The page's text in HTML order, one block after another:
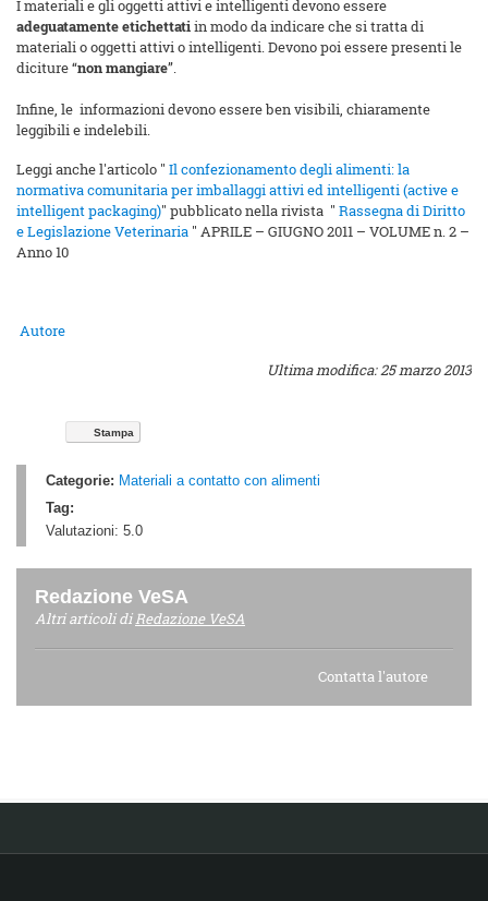
I materiali e gli oggetti attivi e intelligenti devono essere
adeguatamente etichettatiin modo da indicare che si tratta di
materiali o oggetti attivi o intelligenti. Devono poi essere presenti le
diciture “non mangiare”.
Infine, le informazioni devono essere ben visibili, chiaramente
leggibili e indelebili.
Leggi anche l'articolo " Il confezionamento degli alimenti: la
normativa comunitaria per imballaggi attivi ed intelligenti (active e
intelligent packaging)" pubblicato nella rivista " Rassegna di Diritto
e Legislazione Veterinaria " APRILE – GIUGNO 2011 – VOLUME n. 2 –
Anno 10
Autore
Ultima modifica: 25 marzo 2013
Stampa
Categorie: Materiali a contatto con alimenti
Tag:
Valutazioni: 5.0
Redazione VeSA
Altri articoli diRedazione VeSA
Contatta l'autore